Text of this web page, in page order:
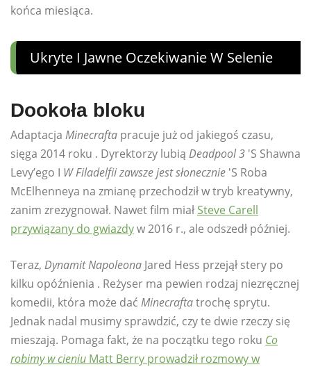
końca miesiąca.
Ukryte I Jawne Oczekiwanie W Selenie
Dookoła bloku
Adaptacja Minecrafta pracuje już od jakiegoś czasu,
sięga 2014 roku . Dyrektorzy lubią Deadpool 3 'S Shawna
Levy’ego I W Filadelfii zawsze jest słonecznie 'S Roba
McElhenneya na zmianę przechodził w tryb kreatywny,
zanim zrezygnował. Nawet film miał Steve Carell
przywiązany do gwiazdyw 2016 r., ale odszedł później.
Teraz, Dynamit Napoleona Jared Hess przejął stery po
kilku opóźnienia . Reżyser ma pewien rodzaj niezręcznej
komedii, która może dać Minecraftatrochę sprytu.
Jednak nadal musimy sprawdzić, czy te dwie rzeczy się
mieszają. Pomaga fakt, że na początku tego roku Co
robimy w cieniu Matt Berry prowadził rozmowy w